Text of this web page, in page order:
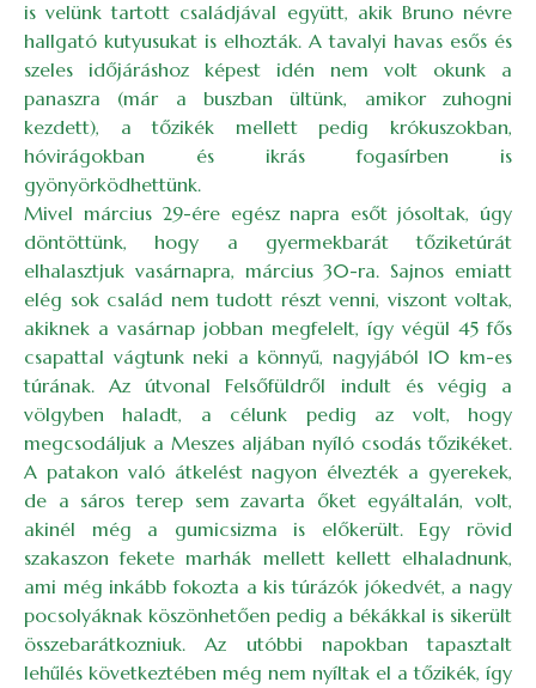
is velünk tartott családjával együtt, akik Bruno névre
hallgató kutyusukat is elhozták. A tavalyi havas esős és
szeles időjáráshoz képest idén nem volt okunk a
panaszra (már a buszban ültünk, amikor zuhogni
kezdett), a tőzikék mellett pedig krókuszokban,
hóvirágokban és ikrás fogasírben is
gyönyörködhettünk.
Mivel március 29-ére egész napra esőt jósoltak, úgy
döntöttünk, hogy a gyermekbarát tőziketúrát
elhalasztjuk vasárnapra, március 30-ra. Sajnos emiatt
elég sok család nem tudott részt venni, viszont voltak,
akiknek a vasárnap jobban megfelelt, így végül 45 fős
csapattal vágtunk neki a könnyű, nagyjából 10 km-es
túrának. Az útvonal Felsőfüldről indult és végig a
völgyben haladt, a célunk pedig az volt, hogy
megcsodáljuk a Meszes aljában nyíló csodás tőzikéket.
A patakon való átkelést nagyon élvezték a gyerekek,
de a sáros terep sem zavarta őket egyáltalán, volt,
akinél még a gumicsizma is előkerült. Egy rövid
szakaszon fekete marhák mellett kellett elhaladnunk,
ami még inkább fokozta a kis túrázók jókedvét, a nagy
pocsolyáknak köszönhetően pedig a békákkal is sikerült
összebarátkozniuk. Az utóbbi napokban tapasztalt
lehűlés következtében még nem nyíltak el a tőzikék, így